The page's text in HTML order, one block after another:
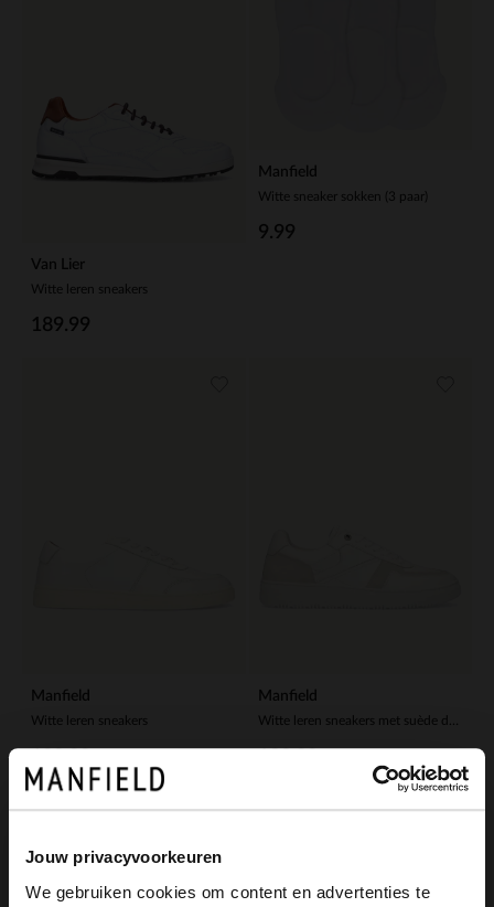
Jouw privacyvoorkeuren
We gebruiken cookies om content en advertenties te
Van Lier
Witte leren sneakers
189.99
Manfield
Witte sneaker sokken (3 paar)
9.99
Manfield
Witte leren sneakers
Manfield